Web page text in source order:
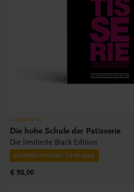
Gastronomie
Die hohe Schule der Patisserie
Die limitierte Black Edition
NEUERSCHEINUNG (18.09.2026)
€ 98,00